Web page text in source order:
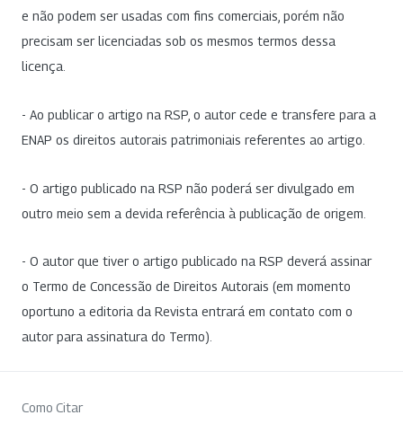
e não podem ser usadas com fins comerciais, porém não
precisam ser licenciadas sob os mesmos termos dessa
licença.
- Ao publicar o artigo na RSP, o autor cede e transfere para a
ENAP os direitos autorais patrimoniais referentes ao artigo.
- O artigo publicado na RSP não poderá ser divulgado em
outro meio sem a devida referência à publicação de origem.
- O autor que tiver o artigo publicado na RSP deverá assinar
o Termo de Concessão de Direitos Autorais (em momento
oportuno a editoria da Revista entrará em contato com o
autor para assinatura do Termo).
Como Citar